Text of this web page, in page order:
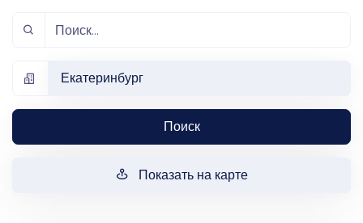
Екатеринбург
Поиск
Показать на карте